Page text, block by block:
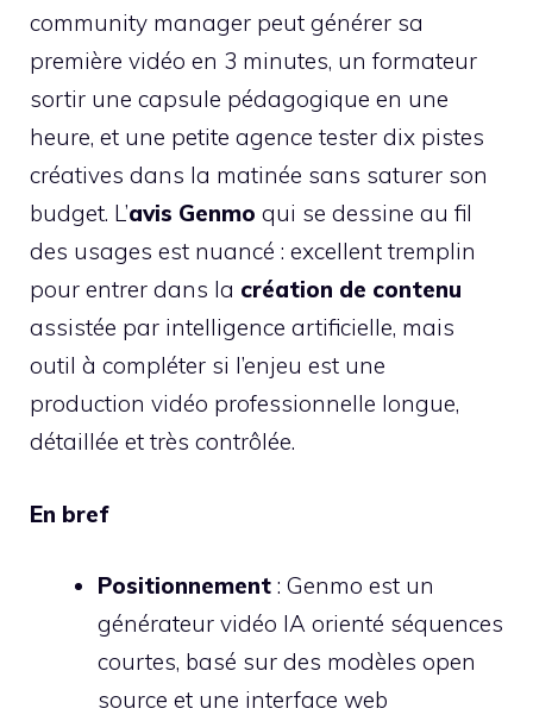
community manager peut générer sa
première vidéo en 3 minutes, un formateur
sortir une capsule pédagogique en une
heure, et une petite agence tester dix pistes
créatives dans la matinée sans saturer son
budget. L’avis Genmo qui se dessine au fil
des usages est nuancé : excellent tremplin
pour entrer dans la création de contenu
assistée par intelligence artificielle, mais
outil à compléter si l’enjeu est une
production vidéo professionnelle longue,
détaillée et très contrôlée.
En bref
Positionnement : Genmo est un
générateur vidéo IA orienté séquences
courtes, basé sur des modèles open
source et une interface web